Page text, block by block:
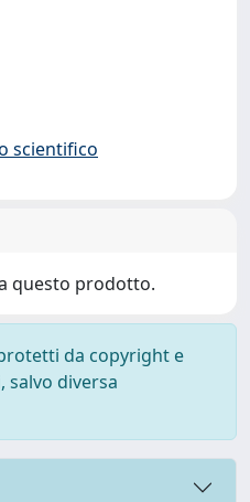
scientifico
questo prodotto.
da copyright e
diversa